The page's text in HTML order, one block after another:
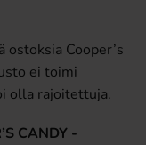
ostoksia Cooper’s
ei toimi
olla rajoitettuja.
CANDY -